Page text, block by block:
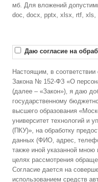
мб. Для вложений
doc, docx, pptx, xlsx, rtf, xls,
Даю согласие на
Настоящим, в
Закона № 152-ФЗ «О
(далее – «Закон»), я даю
государственному
высшего образования
университет технологий и
(ПКУ)», на обработку
данных (ФИО, адрес,
также иной указанной
целях рассмотрения
Согласие дается на
использованием средств